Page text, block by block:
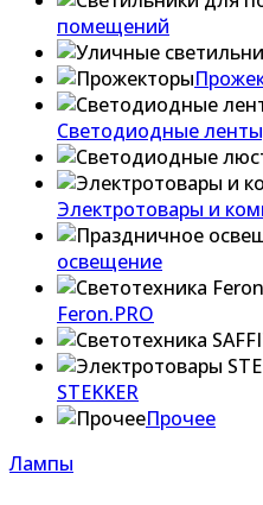
помещений
Светодиодные
Электротовары и
освещение
Feron.PRO
STEKKER
Прочее
Лампы